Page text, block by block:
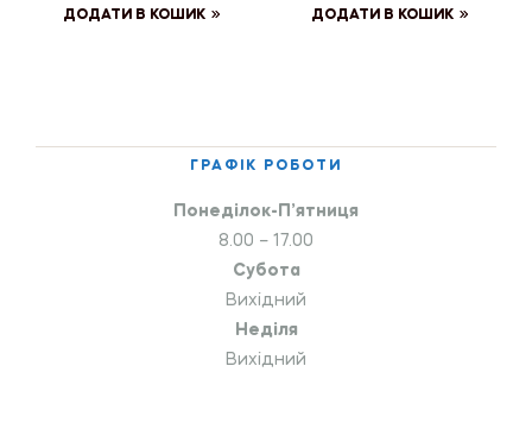
ДОДАТИ В КОШИК ДОДАТИ В КОШИК
ГРАФІК РОБОТИ
Понеділок-П’ятниця
8.00 – 17.00
Субота
Вихідний
Неділя
Вихідний